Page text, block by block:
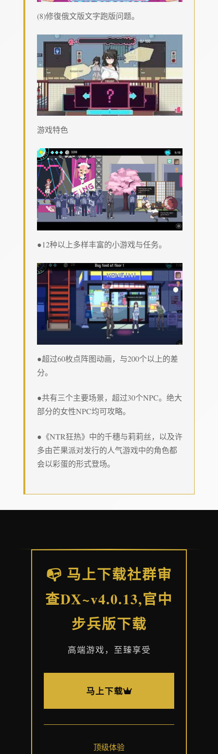
(8)修復俄文版文字跑版问题。
游戏特色
●12种以上多样丰富的小游戏与任务。
●超过60枚点阵图动画，与200个以上的差
分。
●共有三个主要场景，超过30个NPC。绝大
部分的女性NPC均可攻略。
●《NTR狂热》中的千穗与莉莉丝，以及许
多由芒果派对发行的人气游戏中的角色都
会以彩蛋的形式登场。
📭 马上下载社群审
查DX~v4.0.13,官中
步兵版下载
高端游戏，至臻享受
马上下载
顶级体验